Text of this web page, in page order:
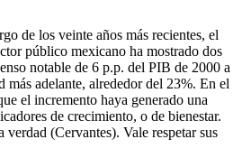
de los veinte años más recientes, el
público mexicano ha mostrado dos
notable de 6 p.p. del PIB de 2000 a
más adelante, alrededor del 23%. En el
el incremento haya generado una
de crecimiento, o de bienestar.
verdad (Cervantes). Vale respetar sus